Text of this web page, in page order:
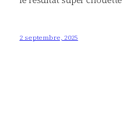
2 septembre, 2025